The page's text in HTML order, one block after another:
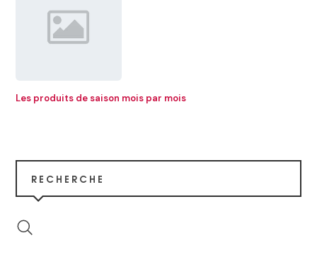
Les produits de saison mois par mois
RECHERCHE